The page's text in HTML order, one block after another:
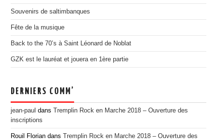
EDITION 2012
PRESSE
CONTACT
Souvenirs de saltimbanques
Fête de la musique
Back to the 70’s à Saint Léonard de Noblat
GZK est le lauréat et jouera en 1ère partie
DERNIERS COMM’
jean-paul dansTremplin Rock en Marche 2018 – Ouverture des
inscriptions
Rouil Florian dansTremplin Rock en Marche 2018 – Ouverture des